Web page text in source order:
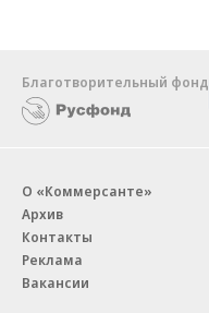
Благотворительный фонд
О «Коммерсанте»
Архив
Контакты
Реклама
Вакансии